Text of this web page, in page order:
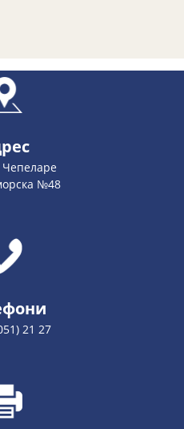
Чепеларе
№48
21 27